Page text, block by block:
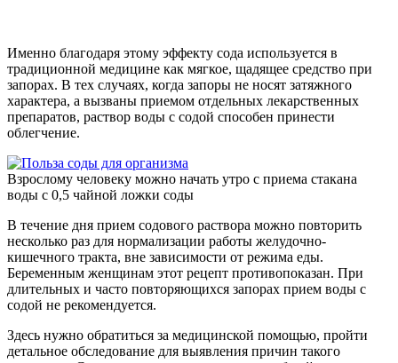
Именно благодаря этому эффекту сода используется в
традиционной медицине как мягкое, щадящее средство при
запорах. В тех случаях, когда запоры не носят затяжного
характера, а вызваны приемом отдельных лекарственных
препаратов, раствор воды с содой способен принести
облегчение.
Взрослому человеку можно начать утро с приема стакана
воды с 0,5 чайной ложки соды
В течение дня прием содового раствора можно повторить
несколько раз для нормализации работы желудочно-
кишечного тракта, вне зависимости от режима еды.
Беременным женщинам этот рецепт противопоказан. При
длительных и часто повторяющихся запорах прием воды с
содой не рекомендуется.
Здесь нужно обратиться за медицинской помощью, пройти
детальное обследование для выявления причин такого